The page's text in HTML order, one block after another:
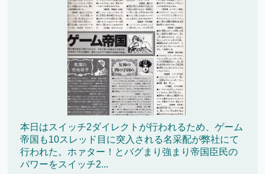
本日はスイッチ2ダイレクトが行われるため、ゲーム
帝国も10スレッド目に突入される名采配が弊社にて
行われた。ホァター！とバグまり強まり帝国臣民の
パワーをスイッチ2...